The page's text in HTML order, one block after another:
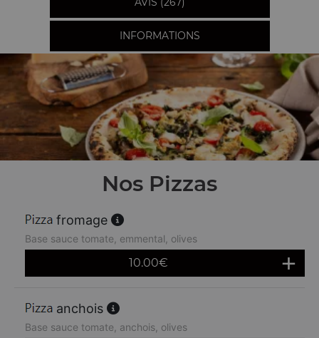
INFORMATIONS
Nos Pizzas
fromage
Base sauce tomate, emmental, olives
10.00€
anchois
Base sauce tomate, anchois, olives